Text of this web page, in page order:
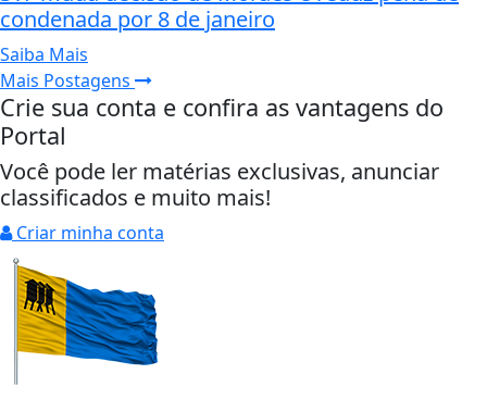
condenada por 8 de janeiro
Saiba Mais
Mais Postagens
Crie sua conta e confira as vantagens do
Portal
Você pode ler matérias exclusivas, anunciar
classificados e muito mais!
Criar minha conta